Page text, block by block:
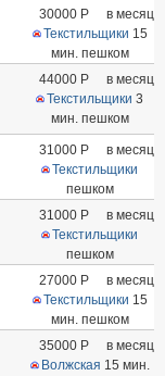
30000 Р
в месяц
Текстильщики 15
мин. пешком
44000 Р
в месяц
Текстильщики 3
мин. пешком
31000 Р
в месяц
Текстильщики
пешком
31000 Р
в месяц
Текстильщики
пешком
27000 Р
в месяц
Текстильщики 15
мин. пешком
35000 Р
в месяц
Волжская 15 мин.